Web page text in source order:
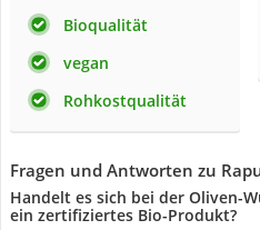
Bioqualität
vegan
Rohkostqualität
Fragen und Antworten zu
Handelt es sich bei der Oliven-
ein zertifiziertes Bio-Produkt?